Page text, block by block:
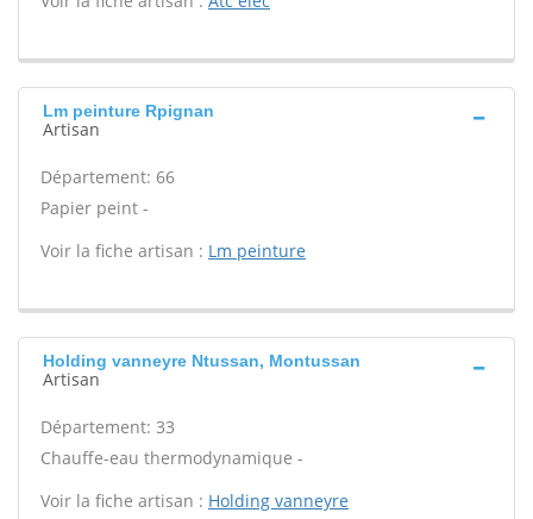
Lm peinture Rpignan
Artisan
Département: 66
Papier peint -
Voir la fiche artisan : Lm peinture
Holding vanneyre Ntussan, Montussan
Artisan
Département: 33
Chauffe-eau thermodynamique -
Voir la fiche artisan : Holding vanneyre